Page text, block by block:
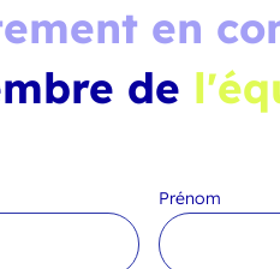
en
de
Prénom